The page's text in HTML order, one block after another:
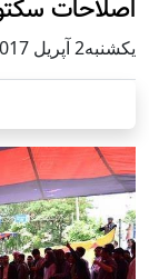
اصلاحات
يكشنبه2 آپریل 2017